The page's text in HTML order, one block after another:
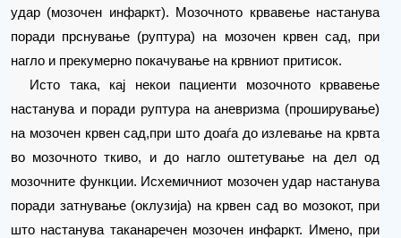
удар (мозочен инфаркт). Мозочното крвавење настанува
поради прснување (руптура) на мозочен крвен сад, при
нагло и прекумерно покачување на крвниот притисок.
Исто така, кај некои пациенти мозочното крвавење
настанува и поради руптура на аневризма (проширување)
на мозочен крвен сад,при што доаѓа до излевање на крвта
во мозочното ткиво, и до нагло оштетување на дел од
мозочните функции. Исхемичниот мозочен удар настанува
поради затнување (оклузија) на крвен сад во мозокот, при
што настанува таканаречен мозочен инфаркт. Имено, при